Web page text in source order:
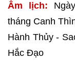
Âm lịch:
tháng Canh
Hành Thủy -
Hắc Đạo